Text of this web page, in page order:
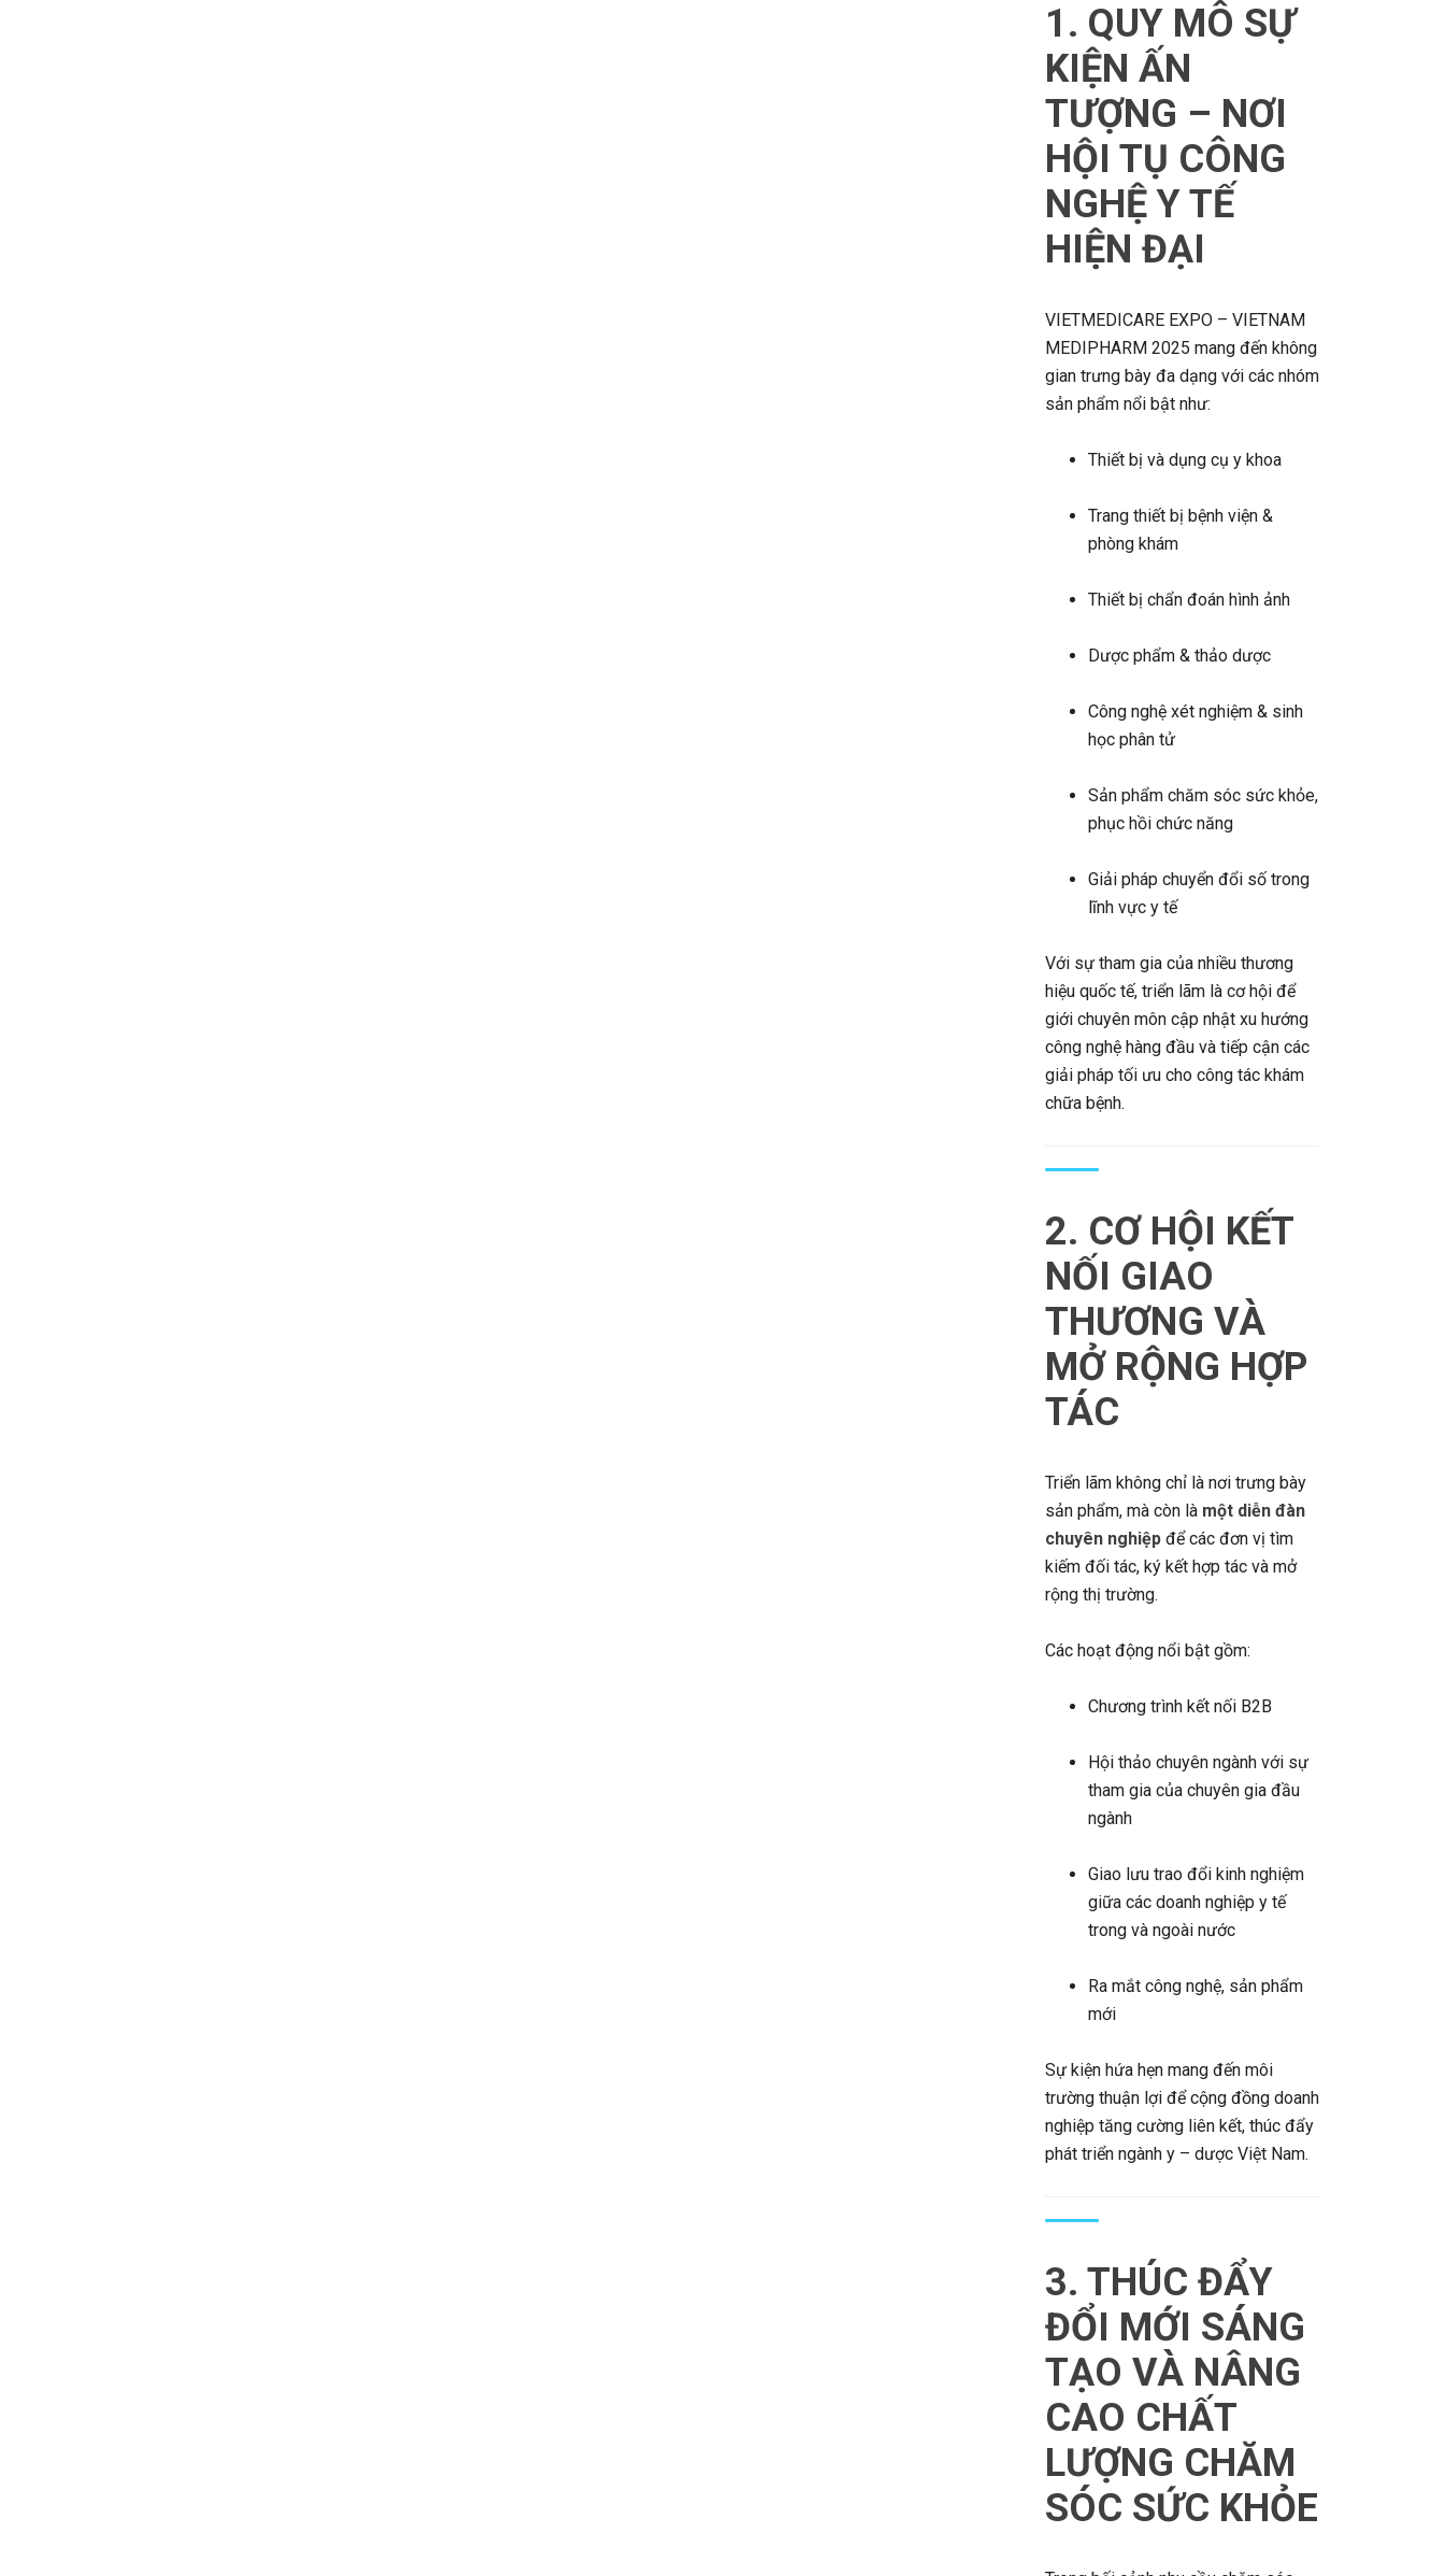
1. QUY MÔ SỰ
KIỆN ẤN
TƯỢNG – NƠI
HỘI TỤ CÔNG
NGHỆ Y TẾ
HIỆN ĐẠI
VIETMEDICARE EXPO – VIETNAM
MEDIPHARM 2025 mang đến không
gian trưng bày đa dạng với các nhóm
sản phẩm nổi bật như:
Thiết bị và dụng cụ y khoa
Trang thiết bị bệnh viện &
phòng khám
Thiết bị chẩn đoán hình ảnh
Dược phẩm & thảo dược
Công nghệ xét nghiệm & sinh
học phân tử
Sản phẩm chăm sóc sức khỏe,
phục hồi chức năng
Giải pháp chuyển đổi số trong
lĩnh vực y tế
Với sự tham gia của nhiều thương
hiệu quốc tế, triển lãm là cơ hội để
giới chuyên môn cập nhật xu hướng
công nghệ hàng đầu và tiếp cận các
giải pháp tối ưu cho công tác khám
chữa bệnh.
2. CƠ HỘI KẾT
NỐI GIAO
THƯƠNG VÀ
MỞ RỘNG HỢP
TÁC
Triển lãm không chỉ là nơi trưng bày
sản phẩm, mà còn là một diễn đàn
chuyên nghiệp để các đơn vị tìm
kiếm đối tác, ký kết hợp tác và mở
rộng thị trường.
Các hoạt động nổi bật gồm:
Chương trình kết nối B2B
Hội thảo chuyên ngành với sự
tham gia của chuyên gia đầu
ngành
Giao lưu trao đổi kinh nghiệm
giữa các doanh nghiệp y tế
trong và ngoài nước
Ra mắt công nghệ, sản phẩm
mới
Sự kiện hứa hẹn mang đến môi
trường thuận lợi để cộng đồng doanh
nghiệp tăng cường liên kết, thúc đẩy
phát triển ngành y – dược Việt Nam.
3. THÚC ĐẨY
ĐỔI MỚI SÁNG
TẠO VÀ NÂNG
CAO CHẤT
LƯỢNG CHĂM
SÓC SỨC KHỎE